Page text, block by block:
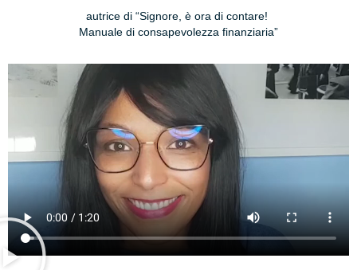
autrice di “Signore, è ora di contare!
Manuale di consapevolezza finanziaria”